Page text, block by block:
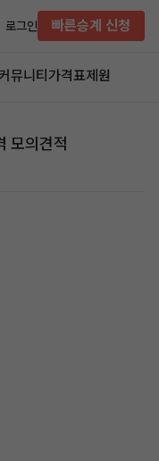
로그인 빠른승계 신청
뮤니티 가격표제원
모의견적